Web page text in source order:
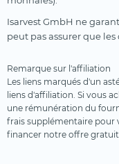
Isarvest GmbH ne
peut pas assurer que
Remarque sur l'affiliation
Les liens marqués d'un
liens d'affiliation. Si vous
une rémunération du
frais supplémentaire pour
financer notre offre